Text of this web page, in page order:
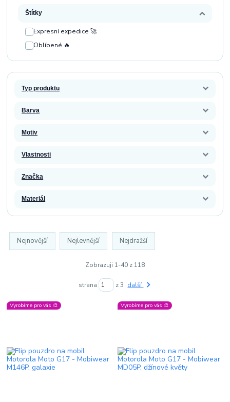
Štítky
Expresní expedice 🚀
Oblíbené 🔥
Typ produktu
Barva
Motiv
Vlastnosti
Značka
Materiál
Nejnovější Nejlevnější Nejdražší
Zobrazuji 1-40 z 118
strana z 3 další
Vyrobíme pro vás 🎨 Vyrobíme pro vás 🎨